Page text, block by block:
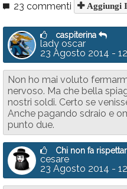
23 commenti Aggiungi
caspiterina
lady oscar
23 Agosto 2014 -
Non ho mai voluto
nervoso. Ma che bella
nostri soldi. Certo se
Anche pagando sdraio e
punto due.
Chi non fa
cesare
23 Agosto 2014 -